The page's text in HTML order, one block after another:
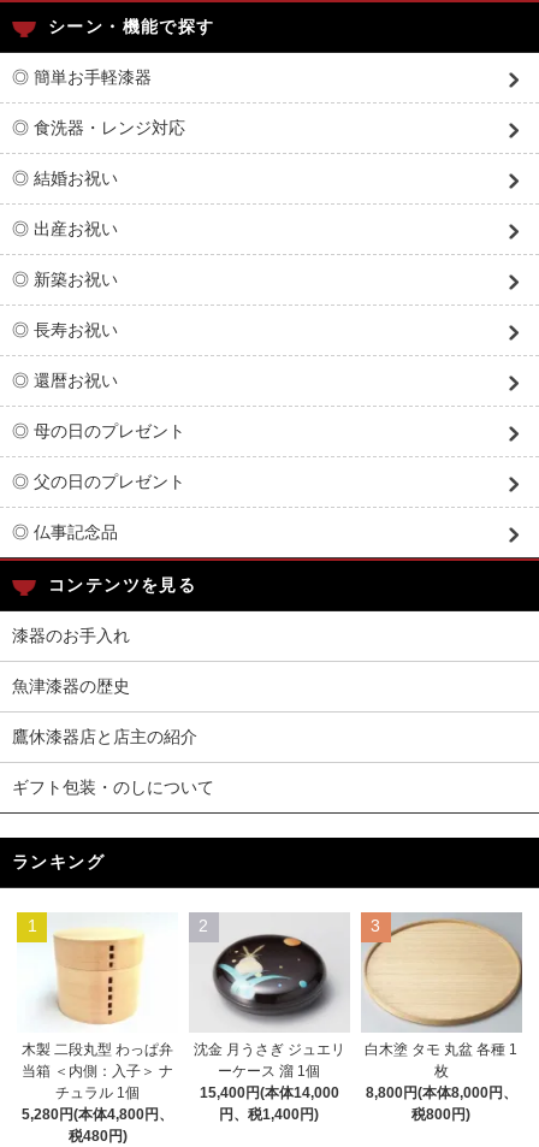
シーン・機能で探す
◎ 簡単お手軽漆器
◎ 食洗器・レンジ対応
◎ 結婚お祝い
◎ 出産お祝い
◎ 新築お祝い
◎ 長寿お祝い
◎ 還暦お祝い
◎ 母の日のプレゼント
◎ 父の日のプレゼント
◎ 仏事記念品
コンテンツを見る
漆器のお手入れ
魚津漆器の歴史
鷹休漆器店と店主の紹介
ギフト包装・のしについて
ランキング
1
木製 二段丸型 わっぱ弁
当箱 ＜内側：入子＞ ナ
チュラル 1個
5,280円(本体4,800円、
税480円)
2
沈金 月うさぎ ジュエリ
ーケース 溜 1個
15,400円(本体14,000
円、税1,400円)
3
白木塗 タモ 丸盆 各種 1
枚
8,800円(本体8,000円、
税800円)